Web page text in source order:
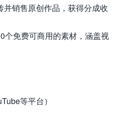
销售原创作品，获得分成收
个免费可商用的素材，涵盖视
等平台）